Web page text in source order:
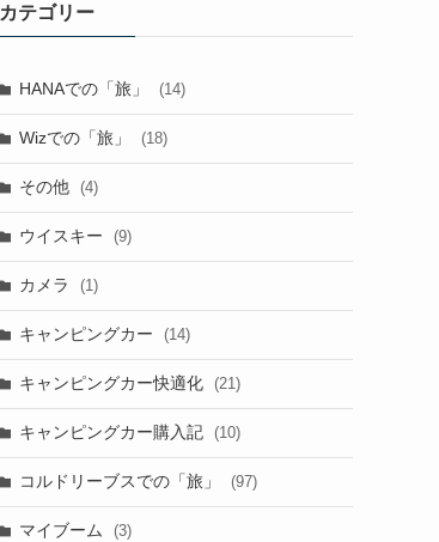
カテゴリー
HANAでの「旅」 (14)
Wizでの「旅」 (18)
その他 (4)
ウイスキー (9)
カメラ (1)
キャンピングカー (14)
キャンピングカー快適化 (21)
キャンピングカー購入記 (10)
コルドリーブスでの「旅」 (97)
マイブーム (3)